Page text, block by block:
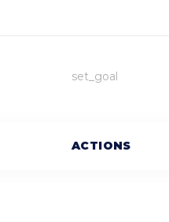
set_goal
ACTIONS